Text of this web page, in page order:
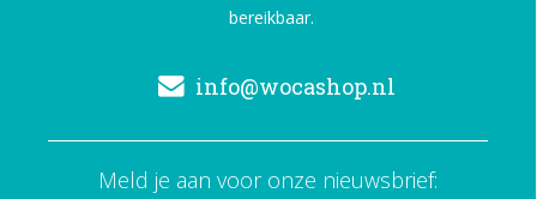
bereikbaar.
info@wocashop.nl
Meld je aan voor onze nieuwsbrief: